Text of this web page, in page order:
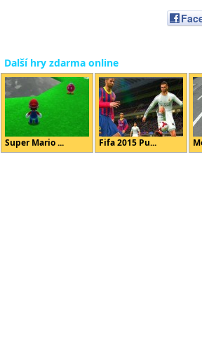
Další hry zdarma online
Super Mario ... Fifa 2015 Pu...